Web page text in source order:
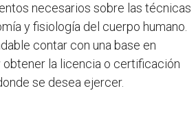
necesarios sobre las técnicas
y fisiología del cuerpo humano.
contar con una base en
obtener la licencia o certificación
se desea ejercer.